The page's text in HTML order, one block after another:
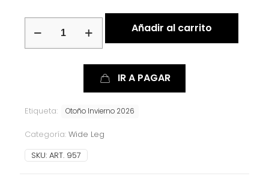
Leg
cantidad
Añadir al carrito
IR A PAGAR
Etiqueta: Otoño Invierno 2026
Categoría: Wide Leg
SKU: ART. 957